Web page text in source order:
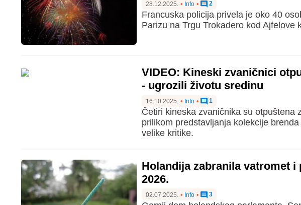
28.12.2025. • Info • 2
Francuska policija privela je oko 40
Parizu na Trgu Trokadero kod
VIDEO: Kineski zvaničnici
- ugrozili životu sredinu
16.10.2025. • Info • 1
Četiri kineska zvaničnika su otpuštena
prilikom predstavljanja kolekcije
velike kritike.
Holandija zabranila vatromet
2026.
02.07.2025. • Info • 3